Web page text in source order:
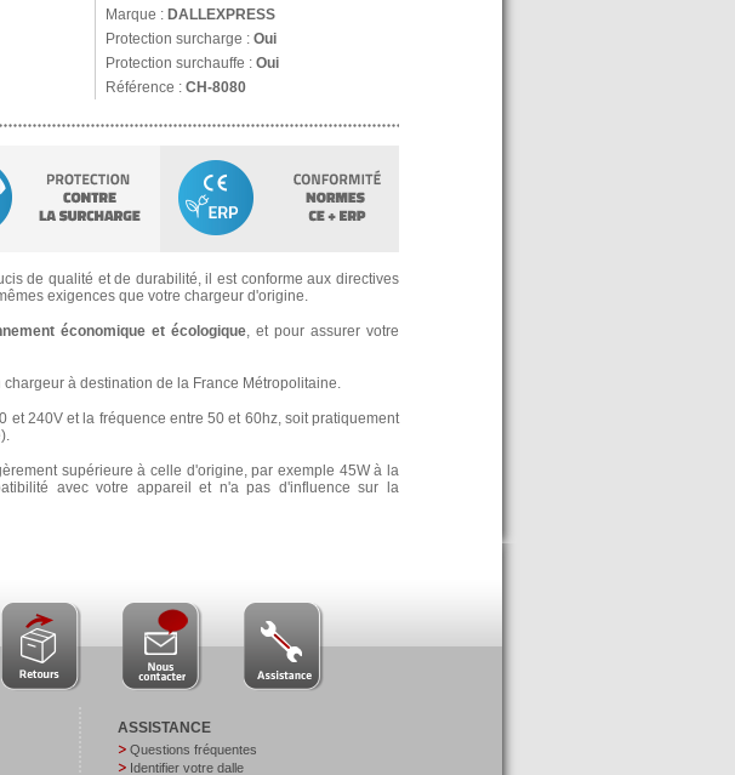
Marque : DALLEXPRESS
Protection surcharge : Oui
Protection surchauffe : Oui
Référence : CH-8080
de qualité et de durabilité, il est conforme aux directives
exigences que votre chargeur d'origine.
économique et écologique, et pour assurer votre
à destination de la France Métropolitaine.
et 240V et la fréquence entre 50 et 60hz, soit pratiquement
supérieure à celle d'origine, par exemple 45W à la
avec votre appareil et n'a pas d'influence sur la
ASSISTANCE
Questions fréquentes
Identifier votre dalle